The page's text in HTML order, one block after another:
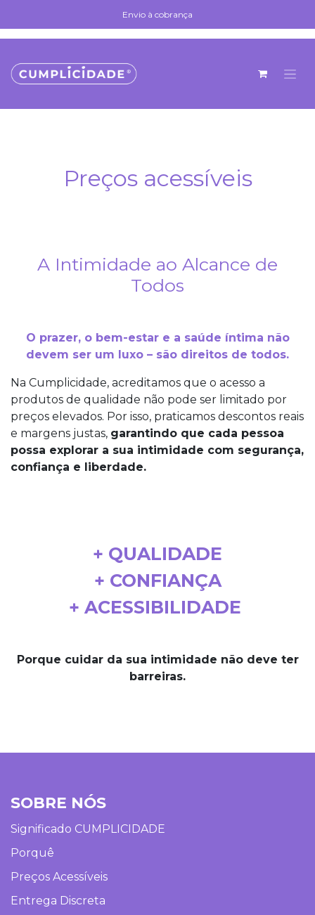
Envio à cobrança
Envio à cobrança
Preços acessíveis
A Intimidade ao Alcance de
Todos
O prazer, o bem-estar e a saúde íntima não
devem ser um luxo – são direitos de todos.
Na Cumplicidade, acreditamos que o acesso a
produtos de qualidade não pode ser limitado por
preços elevados. Por isso, praticamos descontos reais
e margens justas, garantindo que cada pessoa
possa explorar a sua intimidade com segurança,
confiança e liberdade.
+ QUALIDADE
+ CONFIANÇA
+ ACESSIBILIDADE
Porque cuidar da sua intimidade não deve ter
barreiras.
SOBRE NÓS
Significado CUMPLICIDADE
Porquê
Preços Acessíveis
Entrega Discreta